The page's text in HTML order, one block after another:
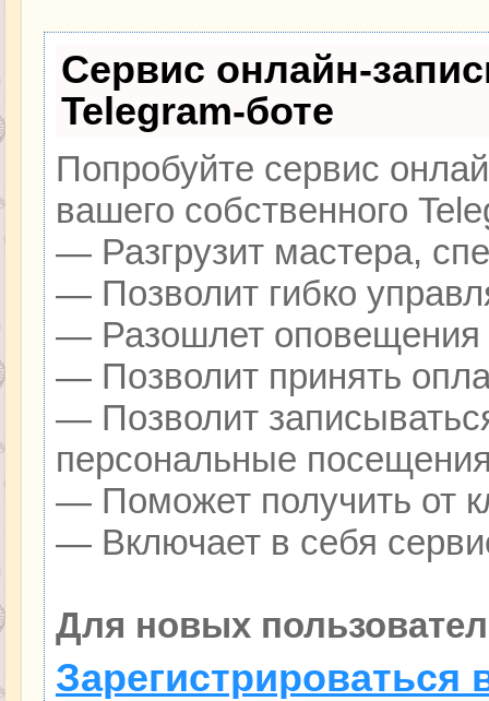
Сервис онлайн-
Telegram-боте
Попробуйте сервис
вашего собственного
— Разгрузит мастера,
— Позволит гибко
— Разошлет оповещения
— Позволит принять
— Позволит
персональные
— Поможет получить от
— Включает в себя
Для новых
Зарегистрироваться